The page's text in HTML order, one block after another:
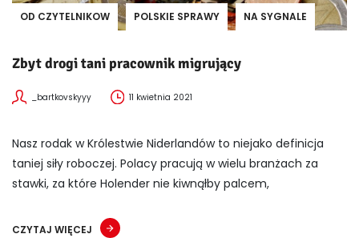
OD CZYTELNIKOW POLSKIE SPRAWY NA SYGNALE
Zbyt drogi tani pracownik migrujący
_bartkovskyyy 11 kwietnia 2021
Nasz rodak w Królestwie Niderlandów to niejako definicja
taniej siły roboczej. Polacy pracują w wielu branżach za
stawki, za które Holender nie kiwnąłby palcem,
CZYTAJ WIĘCEJ